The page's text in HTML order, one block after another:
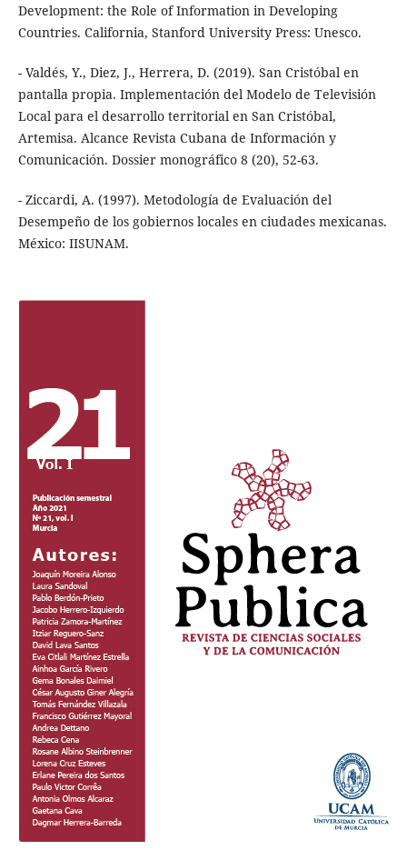
Development: the Role of Information in Developing
Countries. California, Stanford University Press: Unesco.
- Valdés, Y., Diez, J., Herrera, D. (2019). San Cristóbal en
pantalla propia. Implementación del Modelo de Televisión
Local para el desarrollo territorial en San Cristóbal,
Artemisa. Alcance Revista Cubana de Información y
Comunicación. Dossier monográfico 8 (20), 52-63.
- Ziccardi, A. (1997). Metodología de Evaluación del
Desempeño de los gobiernos locales en ciudades mexicanas.
México: IISUNAM.